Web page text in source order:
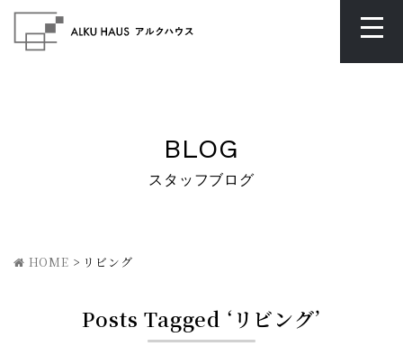
BLOG
スタッフブログ
HOME > リビング
Posts Tagged ‘リビング’